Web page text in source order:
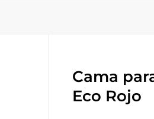
Cama
Eco Rojo